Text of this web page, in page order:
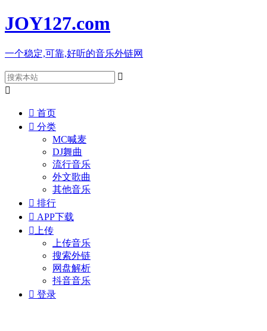
JOY127.com
一个稳定,可靠,好听的音乐外链网


 首页
 分类
MC喊麦
DJ舞曲
流行音乐
外文歌曲
其他音乐
 排行
 APP下载
 上传
上传音乐
搜索外链
网盘解析
抖音音乐
 登录